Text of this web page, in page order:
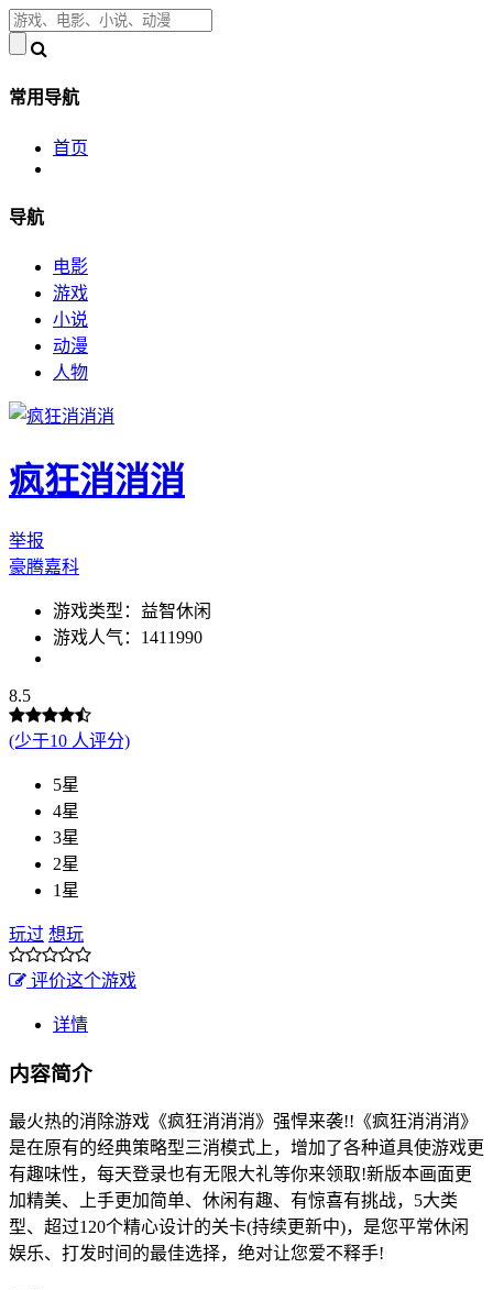
常用导航
首页
导航
电影
游戏
小说
动漫
人物
疯狂消消消
举报
豪腾嘉科
游戏类型：益智休闲
游戏人气：1411990
8.5
(少于10 人评分)
5星
4星
3星
2星
1星
玩过 想玩
评价这个游戏
详情
内容简介
最火热的消除游戏《疯狂消消消》强悍来袭!!《疯狂消消消》
是在原有的经典策略型三消模式上，增加了各种道具使游戏更
有趣味性，每天登录也有无限大礼等你来领取!新版本画面更
加精美、上手更加简单、休闲有趣、有惊喜有挑战，5大类
型、超过120个精心设计的关卡(持续更新中)，是您平常休闲
娱乐、打发时间的最佳选择，绝对让您爱不释手!